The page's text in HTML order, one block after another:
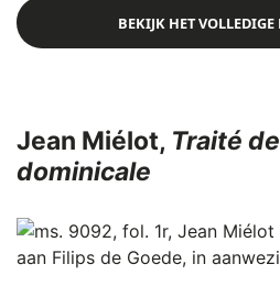
BEKIJK HET
Jean Miélot, Traité
dominicale